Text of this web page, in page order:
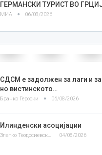
ГЕРМАНСКИ ТУРИСТ ВО
МИА 06/08/2026
СДСМ е задолжен за лаги и
но вистинското…
Бранко Героски 06/08/2026
Илинденски асоцијации
Златко Теодосиевски 04/08/2026